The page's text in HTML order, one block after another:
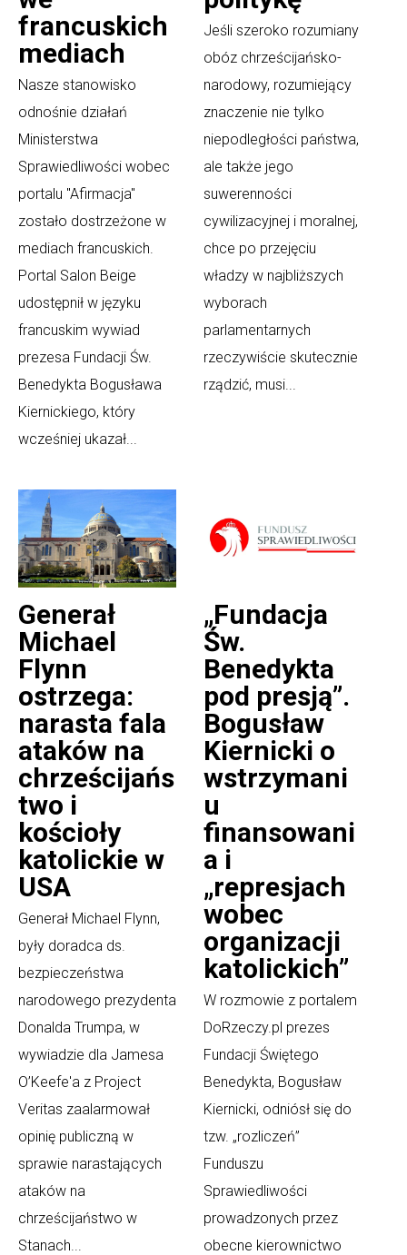
francuskich
mediach
Nasze stanowisko
odnośnie działań
Ministerstwa
Sprawiedliwości wobec
portalu "Afirmacja"
zostało dostrzeżone w
mediach francuskich.
Portal Salon Beige
udostępnił w języku
francuskim wywiad
prezesa Fundacji Św.
Benedykta Bogusława
Kiernickiego, który
wcześniej ukazał...
Jeśli szeroko rozumiany
obóz chrześcijańsko-
narodowy, rozumiejący
znaczenie nie tylko
niepodległości państwa,
ale także jego
suwerenności
cywilizacyjnej i moralnej,
chce po przejęciu
władzy w najbliższych
wyborach
parlamentarnych
rzeczywiście skutecznie
rządzić, musi...
Generał
Michael
Flynn
ostrzega:
narasta fala
ataków na
chrześcijańs
two i
kościoły
katolickie w
USA
Generał Michael Flynn,
były doradca ds.
bezpieczeństwa
narodowego prezydenta
Donalda Trumpa, w
wywiadzie dla Jamesa
O’Keefe'a z Project
Veritas zaalarmował
opinię publiczną w
sprawie narastających
ataków na
chrześcijaństwo w
Stanach...
„Fundacja
Św.
Benedykta
pod presją”.
Bogusław
Kiernicki o
wstrzymani
u
finansowani
a i
„represjach
wobec
organizacji
katolickich”
W rozmowie z portalem
DoRzeczy.pl prezes
Fundacji Świętego
Benedykta, Bogusław
Kiernicki, odniósł się do
tzw. „rozliczeń”
Funduszu
Sprawiedliwości
prowadzonych przez
obecne kierownictwo